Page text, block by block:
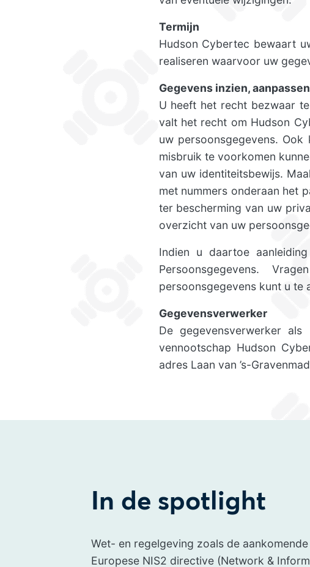
Termijn
Hudson Cybertec bewaart
realiseren waarvoor uw
Gegevens inzien,
U heeft het recht bezwaar
valt het recht om Hudson
uw persoonsgegevens.
misbruik te voorkomen
van uw identiteitsbewijs.
met nummers onderaan het
ter bescherming van uw
overzicht van uw
Indien u daartoe
Persoonsgegevens.
persoonsgegevens kunt u te
Gegevensverwerker
De gegevensverwerker
vennootschap Hudson
adres Laan van ’s-
In de spotlight
Wet- en regelgeving zoals de aankomende
Europese NIS2 directive (Network &